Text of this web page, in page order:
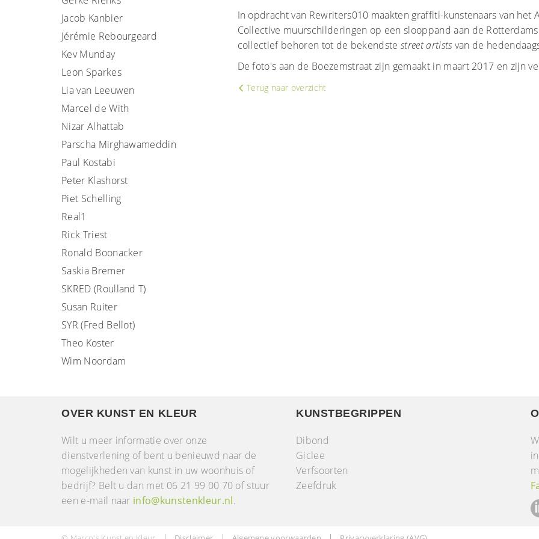
Jacob Kanbier
Jérémie Rebourgeard
Kev Munday
Leon Sparkes
Lia van Leeuwen
Marcel de With
Nizar Alhattab
Parscha Mirghawameddin
Paul Kostabi
Peter Klashorst
Piet Schelling
Real1
Rick Triest
Ronald Boonacker
Saskia Bremer
SKRED (Roulland T)
Susan Ruiter
SYR (Fred Bellot)
Theo Koster
Wim Noordam
In opdracht van Rewriters010 maakten graffiti-kunstenaars van het
Collective muurschilderingen op een slooppand aan de
collectief behoren tot de bekendstestreet artistsvan de
De foto's aan de Boezemstraat zijn gemaakt in maart 2017 en zijn
Terug naar overzicht
OVER KUNST EN KLEUR
Wilt u meer informatie over onze
dienstverlening of bent u benieuwd naar de
mogelijkheden van kunst in uw woonhuis of
bedrijf? Belt u dan met 06 21 99 00 70 of stuur
een e-mail naar info@kunstenkleur.nl.
KUNSTBEGRIPPEN
Dibond
Giclee
Verfsoorten
Zeefdruk